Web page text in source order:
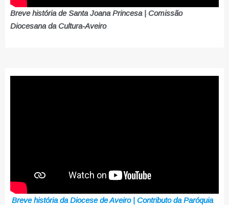
Breve história de Santa Joana Princesa | Comissão
Diocesana da Cultura-Aveiro
Breve história da Diocese de Aveiro | Contributo da Paróquia